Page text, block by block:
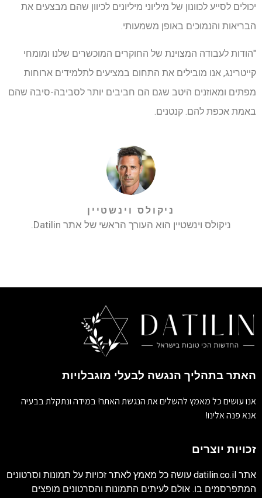
יכולים לסייע לכוונון של מיליוני מיליונים לכיוון שהם מבצעים את
הבריאות והנמוכים באופן משמעותי.
"הודות לעבודה המצוינת של החוקרים המוכשרים שלנו ומומחי
קייטרינג, אנו מובילים את התחום במציעים לתלמידים ארוחות
מפתים ומאוזנים היטב שגם הם חביבים יותר לסביבה-סיבה שהם
באמת אכפת להם. קנטנים.
ניקולס וינשטיין
ניקולס וינשטיין הוא העורך הראשי של אתר Datilin.
האתר בתהליך הנגשה לבעלי מוגבלויות
אנו עושים כל מאמץ להשלים את הנגשת האתר! במידה ונתקלת בבעיה
אנא פנה אלינו!
זכויות יוצרים
אתר datilin.co.il עושה כל מאמץ לאתר זכויות על תמונות וסרטונים
המתפרסמים בו. אולם לעיתים התמונות והסרטונים מופצים